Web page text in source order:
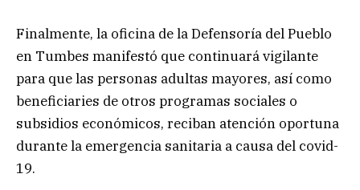
Finalmente, la oficina de la Defensoría del Pueblo
en Tumbes manifestó que continuará vigilante
para que las personas adultas mayores, así como
beneficiaries de otros programas sociales o
subsidios económicos, reciban atención oportuna
durante la emergencia sanitaria a causa del covid-
19.